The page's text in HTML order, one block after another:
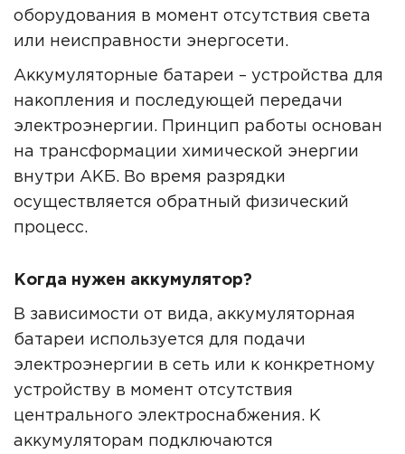
оборудования в момент отсутствия света
или неисправности энергосети.
Аккумуляторные батареи – устройства для
накопления и последующей передачи
электроэнергии. Принцип работы основан
на трансформации химической энергии
внутри АКБ. Во время разрядки
осуществляется обратный физический
процесс.
Когда нужен аккумулятор?
В зависимости от вида, аккумуляторная
батареи используется для подачи
электроэнергии в сеть или к конкретному
устройству в момент отсутствия
центрального электроснабжения. К
аккумуляторам подключаются